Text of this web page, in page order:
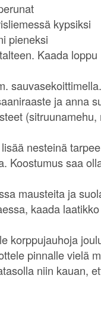
kypsiksi
pieneksi
Kaada
sauvasekoittimella.
ja anna
(sitruunamehu,
nesteinä
Koostumus saa
mausteita ja
kaada
korppujauhoja
pinnalle vielä
niin kauan,